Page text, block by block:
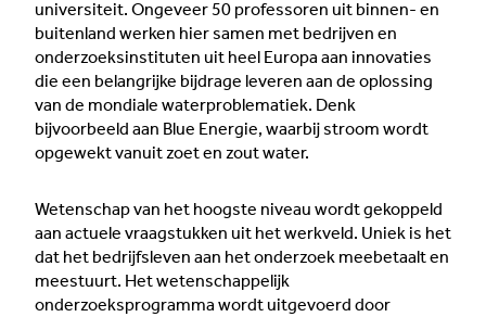
universiteit. Ongeveer 50 professoren uit binnen- en
buitenland werken hier samen met bedrijven en
onderzoeksinstituten uit heel Europa aan innovaties
die een belangrijke bijdrage leveren aan de oplossing
van de mondiale waterproblematiek. Denk
bijvoorbeeld aan Blue Energie, waarbij stroom wordt
opgewekt vanuit zoet en zout water.
Wetenschap van het hoogste niveau wordt gekoppeld
aan actuele vraagstukken uit het werkveld. Uniek is het
dat het bedrijfsleven aan het onderzoek meebetaalt en
meestuurt. Het wetenschappelijk
onderzoeksprogramma wordt uitgevoerd door